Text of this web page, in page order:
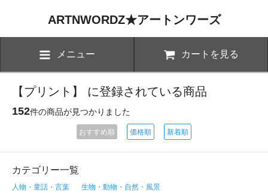
ARTNWORDZ★アートンワーズ
メニュー カートを見る
【プリント】 に登録されている商品
152件の商品が見つかりました
おすすめ順 価格順 新着順
カテゴリー一覧
人物・童話・言葉
生物・動物・自然・風景